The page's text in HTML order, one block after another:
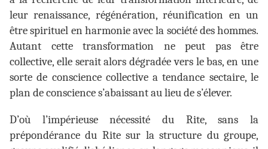
leur renaissance, régénération, réunification en un
être spirituel en harmonie avec la société des hommes.
Autant cette transformation ne peut pas être
collective, elle serait alors dégradée vers le bas, en une
sorte de conscience collective a tendance sectaire, le
plan de conscience s’abaissant au lieu de s’élever.
D’où l’impérieuse nécessité du Rite, sans la
prépondérance du Rite sur la structure du groupe,